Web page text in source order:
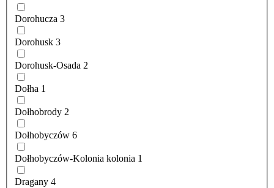
Dorohucza 3
Dorohusk 3
Dorohusk-Osada 2
Dołha 1
Dołhobrody 2
Dołhobyczów 6
Dołhobyczów-Kolonia kolonia 1
Dragany 4